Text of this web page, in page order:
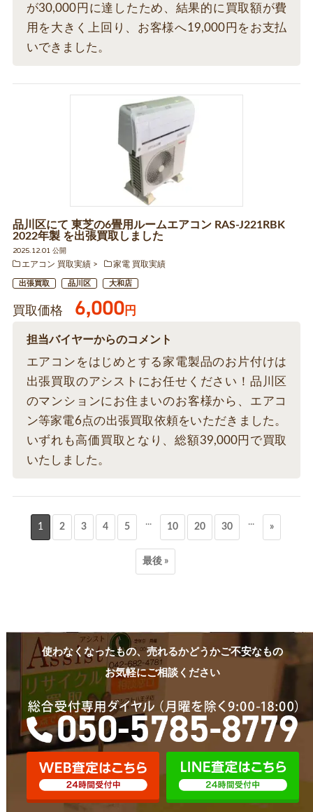
が30,000円に達したため、結果的に買取額が費
用を大きく上回り、お客様へ19,000円をお支払
いできました。
品川区にて 東芝の6畳用ルームエアコン RAS-J221RBK
2022年製 を出張買取しました
2025.12.01 公開
エアコン 買取実績
家電 買取実績
出張買取 品川区 大和店
買取価格 6,000円
担当バイヤーからのコメント
エアコンをはじめとする家電製品のお片付けは
出張買取のアシストにお任せください！品川区
のマンションにお住まいのお客様から、エアコ
ン等家電6点の出張買取依頼をいただきました。
いずれも高価買取となり、総額39,000円で買取
いたしました。
1 2 3 4 5 ... 10 20 30 ... »
最後 »
使わなくなったもの、売れるかどうかご不安なもの
お気軽にご相談ください